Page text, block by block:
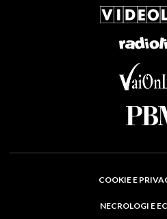
COOKIE E
NECROLOGI E